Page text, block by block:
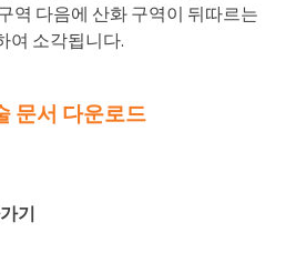
역 다음에 산화 구역이 뒤따르는
여 소각됩니다.
문서 다운로드
기